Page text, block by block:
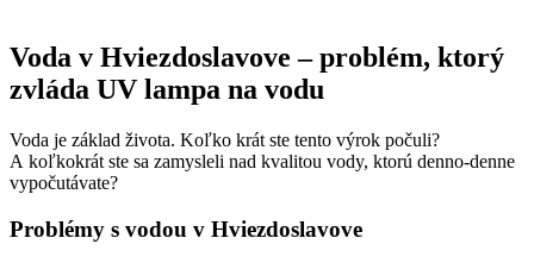
Voda v Hviezdoslavove – problém, ktorý
zvláda UV lampa na vodu
Voda je základ života. Koľko krát ste tento výrok počuli?
A koľkokrát ste sa zamysleli nad kvalitou vody, ktorú denno-denne
vypočutávate?
Problémy s vodou v Hviezdoslavove